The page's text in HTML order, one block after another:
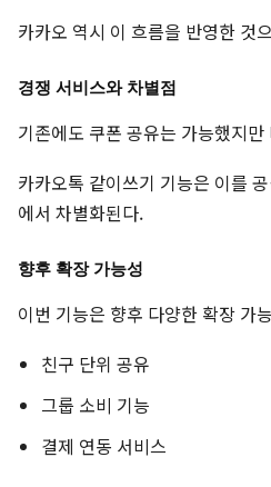
카카오 역시 이 흐름을 반영한 것
경쟁 서비스와 차별점
기존에도 쿠폰 공유는 가능했지
카카오톡 같이쓰기 기능은 이를
에서 차별화된다.
향후 확장 가능성
이번 기능은 향후 다양한 확장 가
친구 단위 공유
그룹 소비 기능
결제 연동 서비스